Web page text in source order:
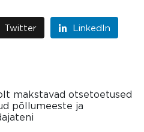
Twitter LinkedIn
makstavad otsetoetused
põllumeeste ja